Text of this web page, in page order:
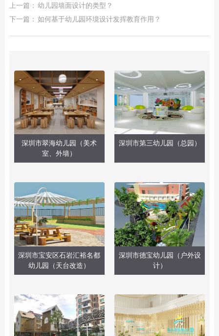
上一篇： 幼儿园墙面设计的类型？
下一篇： 如何基于幼儿园环境设计发挥教育作用？
深圳市翠海幼儿园（美术
室、外墙）
深圳市第三幼儿园（总园）
深圳市宝安区石岩汇裕名都
幼儿园（天台改造）
深圳市德宝幼儿园（户外设
计）